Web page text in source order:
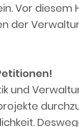
Vor
der
und